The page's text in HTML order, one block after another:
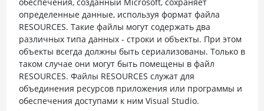
определенные данные, используя формат файла
RESOURCES. Такие файлы могут содержать два
различных типа данных - строки и объекты. При этом
объекты всегда должны быть сериализованы. Только в
таком случае они могут быть помещены в файл
RESOURCES. Файлы RESOURCES служат для
объединения ресурсов приложения или программы и
обеспечения доступами к ним Visual Studio.